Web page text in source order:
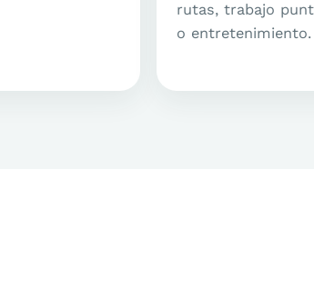
rutas, trabajo
o entretenimiento.